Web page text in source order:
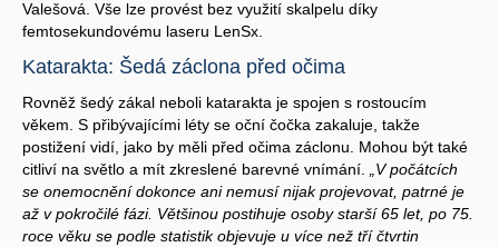
Valešová. Vše lze provést bez využití skalpelu díky
femtosekundovému laseru LenSx.
Katarakta: Šedá záclona před očima
Rovněž šedý zákal neboli katarakta je spojen s rostoucím
věkem. S přibývajícími léty se oční čočka zakaluje, takže
postižení vidí, jako by měli před očima záclonu. Mohou být také
citliví na světlo a mít zkreslené barevné vnímání.
„V počátcích
se onemocnění dokonce ani nemusí nijak projevovat, patrné je
až v pokročilé fázi. Většinou postihuje osoby starší 65 let, po 75.
roce věku se podle statistik objevuje u více než tří čtvrtin